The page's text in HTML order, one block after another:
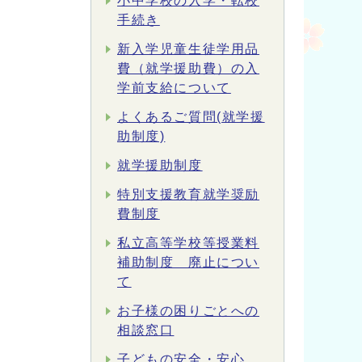
手続き
新入学児童生徒学用品
費（就学援助費）の入
学前支給について
よくあるご質問(就学援
助制度)
就学援助制度
特別支援教育就学奨励
費制度
私立高等学校等授業料
補助制度 廃止につい
て
お子様の困りごとへの
相談窓口